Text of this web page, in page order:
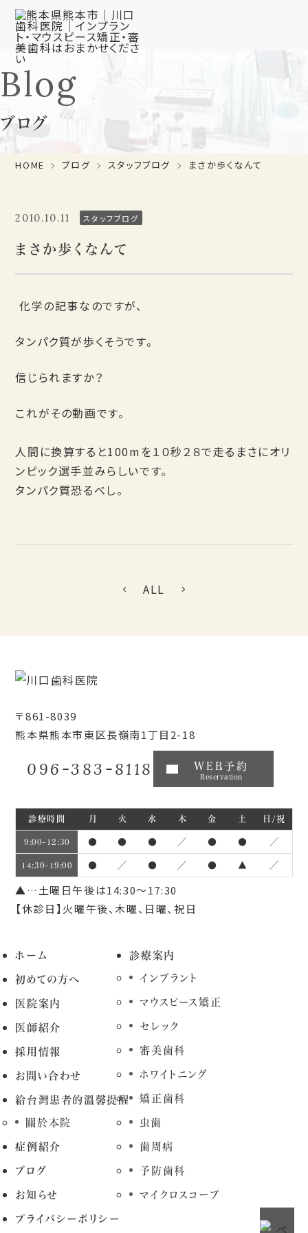
Blog
ブログ
HOME ブログ スタッフブログ まさか歩くなんて
2010.10.11 スタッフブログ
まさか歩くなんて
化学の記事なのですが、
タンパク質が歩くそうです。
信じられますか？
これがその動画です。
人間に換算すると100mを１０秒２８で走るまさにオリ
ンピック選手並みらしいです。
タンパク質恐るべし。
ALL
〒861-8039
熊本県熊本市東区長嶺南1丁目2-18
096-383-8118 WEB予約
Reservation
診療時間 月 火 水 木 金 土 日/祝
9:00~12:30 ● ● ● ／ ● ● ／
14:30~19:00 ● ／ ● ／ ● ▲ ／
▲…土曜日午後は14:30～17:30
【休診日】火曜午後、木曜、日曜、祝日
ホーム
初めての方へ
医院案内
医師紹介
採用情報
お問い合わせ
給台灣患者的溫馨提醒
關於本院
症例紹介
ブログ
お知らせ
プライバシーポリシー
診療案内
インプラント
マウスピース矯正
セレック
審美歯科
ホワイトニング
矯正歯科
虫歯
歯周病
予防歯科
マイクロスコープ